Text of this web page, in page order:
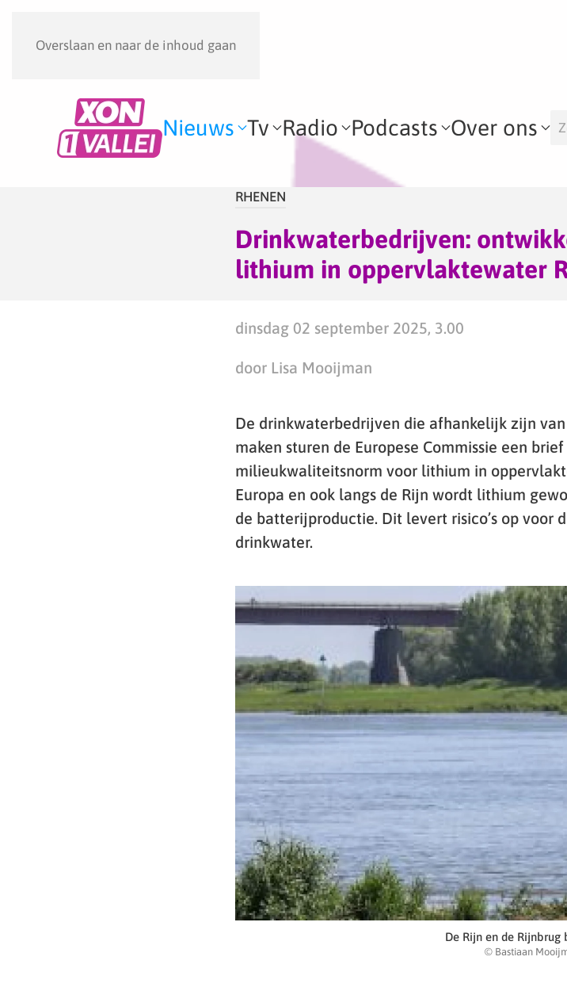
Overslaan en naar de inhoud gaan
Nieuws Tv Radio Podcasts Over ons
RHENEN
Drinkwaterbedrijven:
lithium in oppervlaktewater
dinsdag 02 september 2025, 3.00
door Lisa Mooijman
De drinkwaterbedrijven die afhankelijk zijn
maken sturen de Europese Commissie een
milieukwaliteitsnorm voor lithium in
Europa en ook langs de Rijn wordt lithium
de batterijproductie. Dit levert risico’s op voor
drinkwater.
De Rijn en de Rijnbrug
© Bastiaan